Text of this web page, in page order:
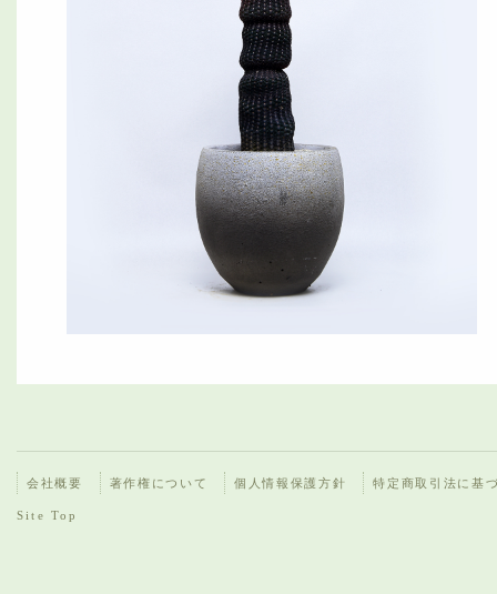
会社概要 著作権について 個人情報保護方針 特定商取引法に基
Site Top